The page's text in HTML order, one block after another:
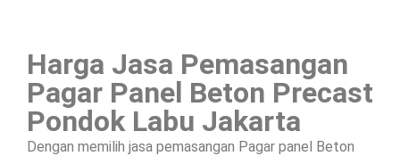
Harga Jasa Pemasangan
Pagar Panel Beton Precast
Pondok Labu Jakarta
Dengan memilih jasa pemasangan Pagar panel Beton